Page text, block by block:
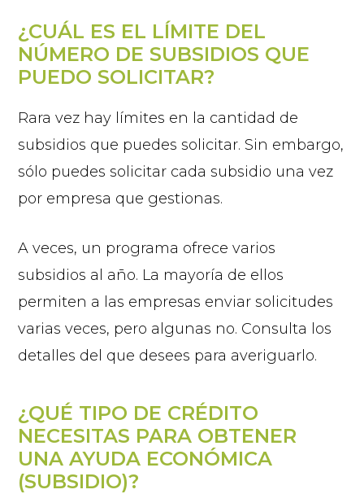
¿CUÁL ES EL LÍMITE DEL
NÚMERO DE SUBSIDIOS QUE
PUEDO SOLICITAR?
Rara vez hay límites en la cantidad de
subsidios que puedes solicitar. Sin embargo,
sólo puedes solicitar cada subsidio una vez
por empresa que gestionas.
A veces, un programa ofrece varios
subsidios al año. La mayoría de ellos
permiten a las empresas enviar solicitudes
varias veces, pero algunas no. Consulta los
detalles del que desees para averiguarlo.
¿QUÉ TIPO DE CRÉDITO
NECESITAS PARA OBTENER
UNA AYUDA ECONÓMICA
(SUBSIDIO)?